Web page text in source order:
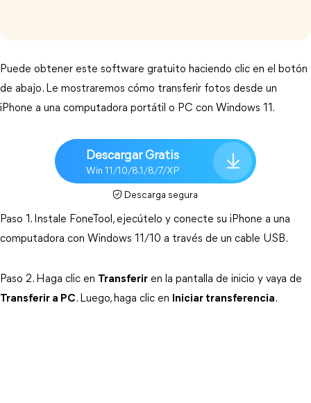
Puede obtener este software gratuito haciendo clic en el botón
de abajo. Le mostraremos cómo transferir fotos desde un
iPhone a una computadora portátil o PC con Windows 11.
Descargar Gratis
Win 11/10/8.1/8/7/XP
Descarga segura
Paso 1. Instale FoneTool, ejecútelo y conecte su iPhone a una
computadora con Windows 11/10 a través de un cable USB.
Paso 2. Haga clic en Transferir en la pantalla de inicio y vaya de
Transferir a PC. Luego, haga clic en Iniciar transferencia.